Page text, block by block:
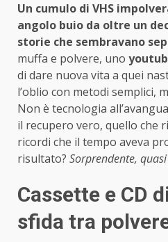
Un cumulo di VHS
angolo buio da oltre un
storie che sembravano
muffa e polvere, uno
di dare nuova vita a quei
l’oblio con metodi semplici,
Non è tecnologia
il recupero vero, quello che
ricordi che il tempo aveva
risultato? Sorprendente,
Cassette e CD
sfida tra